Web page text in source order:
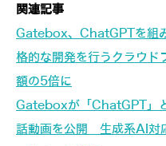
関連記事
Gatebox、ChatGPTを組
格的な開発を行うクラウ
額の5倍に
Gateboxが「ChatGPT」
話動画を公開 生成系AI対